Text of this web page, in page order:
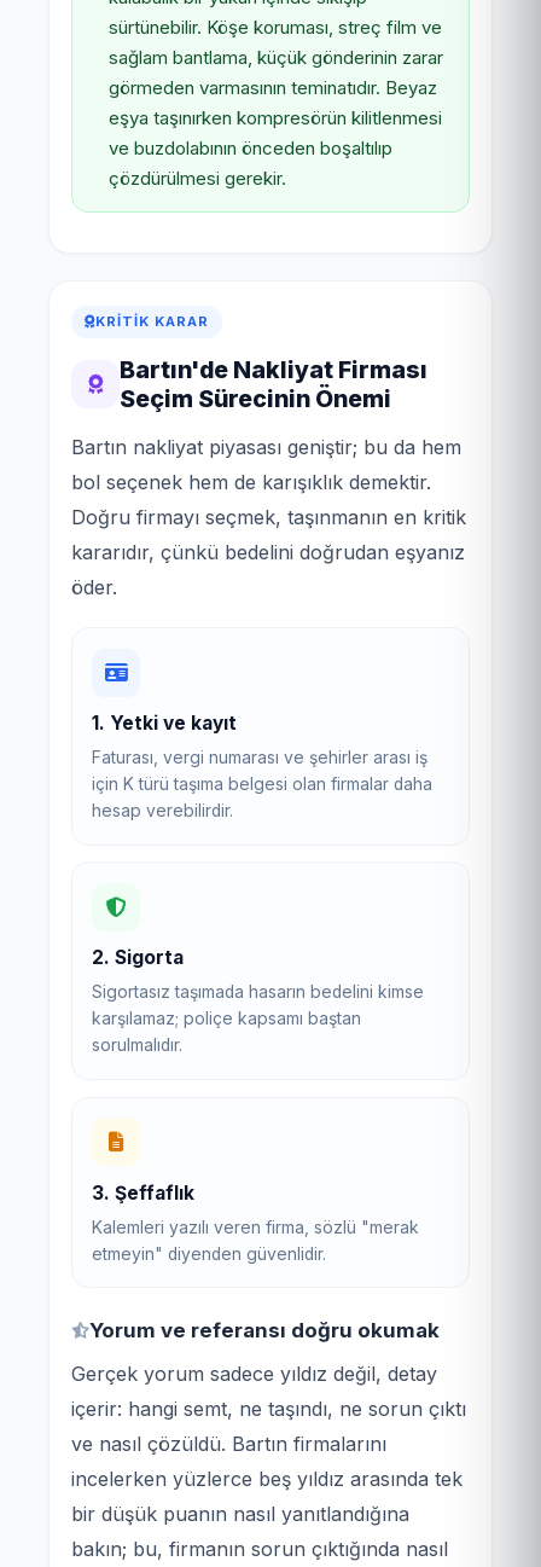
sürtünebilir. Köşe koruması, streç film ve
sağlam bantlama, küçük gönderinin zarar
görmeden varmasının teminatıdır. Beyaz
eşya taşınırken kompresörün kilitlenmesi
ve buzdolabının önceden boşaltılıp
çözdürülmesi gerekir.
KRITIK KARAR
Bartın'de Nakliyat Firması
Seçim Sürecinin Önemi
Bartın nakliyat piyasası geniştir; bu da hem
bol seçenek hem de karışıklık demektir.
Doğru firmayı seçmek, taşınmanın en kritik
kararıdır, çünkü bedelini doğrudan eşyanız
öder.
1. Yetki ve kayıt
Faturası, vergi numarası ve şehirler arası iş
için K türü taşıma belgesi olan firmalar daha
hesap verebilirdir.
2. Sigorta
Sigortasız taşımada hasarın bedelini kimse
karşılamaz; poliçe kapsamı baştan
sorulmalıdır.
3. Şeffaflık
Kalemleri yazılı veren firma, sözlü "merak
etmeyin" diyenden güvenlidir.
Yorum ve referansı doğru okumak
Gerçek yorum sadece yıldız değil, detay
içerir: hangi semt, ne taşındı, ne sorun çıktı
ve nasıl çözüldü. Bartın firmalarını
incelerken yüzlerce beş yıldız arasında tek
bir düşük puanın nasıl yanıtlandığına
bakın; bu, firmanın sorun çıktığında nasıl